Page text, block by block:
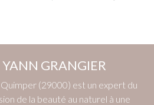
GRANGIER
(29000) est un expert du
de la beauté au naturel à une